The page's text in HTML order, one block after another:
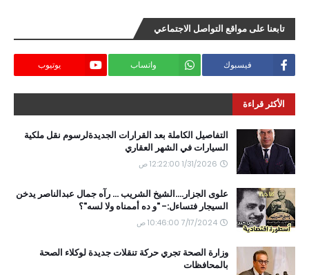
تابعنا على مواقع التواصل الاجتماعي
فيسبوك واتساب يوتيوب
الأكثر قراءة
التفاصيل الكاملة بعد القرارات الجديدةلرسوم نقل ملكية
السيارات في الشهر العقاري
1/31/2026 12:22:00 ص
علوى الجزار....الشيخ الشريب ... رآه جمال عبدالناصر يدخن
السيجار فتساءل:- "و ده أممناه ولا لسه"؟
7/17/2024 10:46:00 ص
وزارة الصحة تجري حركة تنقلات جديدة لوكلاء الصحة
بالمحافظات